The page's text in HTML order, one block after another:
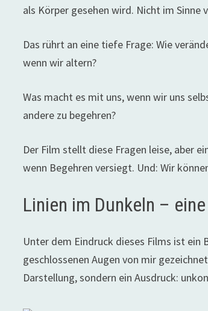
als Körper gesehen wird. Nicht im Sinne
Das rührt an eine tiefe Frage: Wie
wenn wir altern?
Was macht es mit uns, wenn wir uns
andere zu begehren?
Der Film stellt diese Fragen leise, aber
wenn Begehren versiegt. Und: Wir
Linien im Dunkeln –
Unter dem Eindruck dieses Films ist ein
geschlossenen Augen von mir
Darstellung, sondern ein Ausdruck: